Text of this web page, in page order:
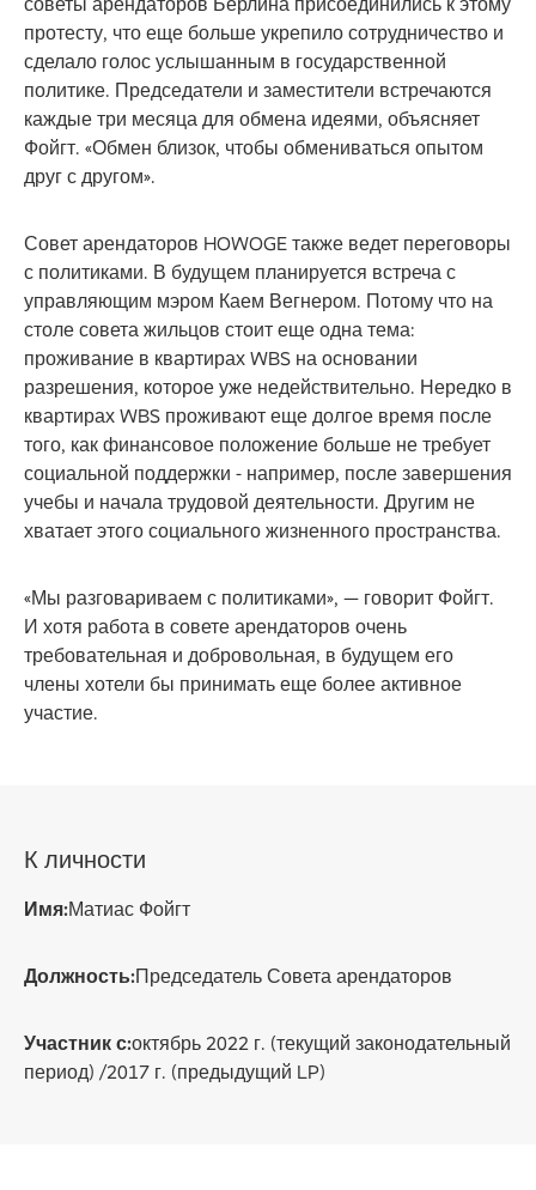
протесту, что еще больше укрепило сотрудничество и
сделало голос услышанным в государственной
политике. Председатели и заместители встречаются
каждые три месяца для обмена идеями, объясняет
Фойгт. «Обмен близок, чтобы обмениваться опытом
друг с другом».
Совет арендаторов HOWOGE также ведет переговоры
с политиками. В будущем планируется встреча с
управляющим мэром Каем Вегнером. Потому что на
столе совета жильцов стоит еще одна тема:
проживание в квартирах WBS на основании
разрешения, которое уже недействительно. Нередко в
квартирах WBS проживают еще долгое время после
того, как финансовое положение больше не требует
социальной поддержки - например, после завершения
учебы и начала трудовой деятельности. Другим не
хватает этого социального жизненного пространства.
«Мы разговариваем с политиками», — говорит Фойгт.
И хотя работа в совете арендаторов очень
требовательная и добровольная, в будущем его
члены хотели бы принимать еще более активное
участие.
К личности
Имя:Матиас Фойгт
Должность:Председатель Совета арендаторов
Участник с:октябрь 2022 г. (текущий законодательный
период) /2017 г. (предыдущий LP)